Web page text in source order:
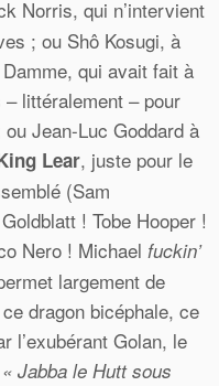
Norris, qui n’intervient
; ou Shô Kosugi, à
qui avait fait à
– littéralement – pour
Jean-Luc Goddard à
Lear, juste pour le
(Sam
! Tobe Hooper !
Nero ! Michael fuckin’
largement de
dragon bicéphale, ce
l’exubérant Golan, le
« Jabba le Hutt sous